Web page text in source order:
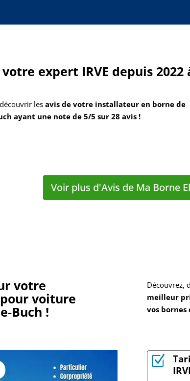
expert IRVE depuis 2022
lesavis de votre installateur en borne de
ayant une note de 5/5 sur 28 avis !
Voir plus d'Avis de Ma Borne
votre
voiture
Buch !
Découvrez,
meilleur
vos
Z